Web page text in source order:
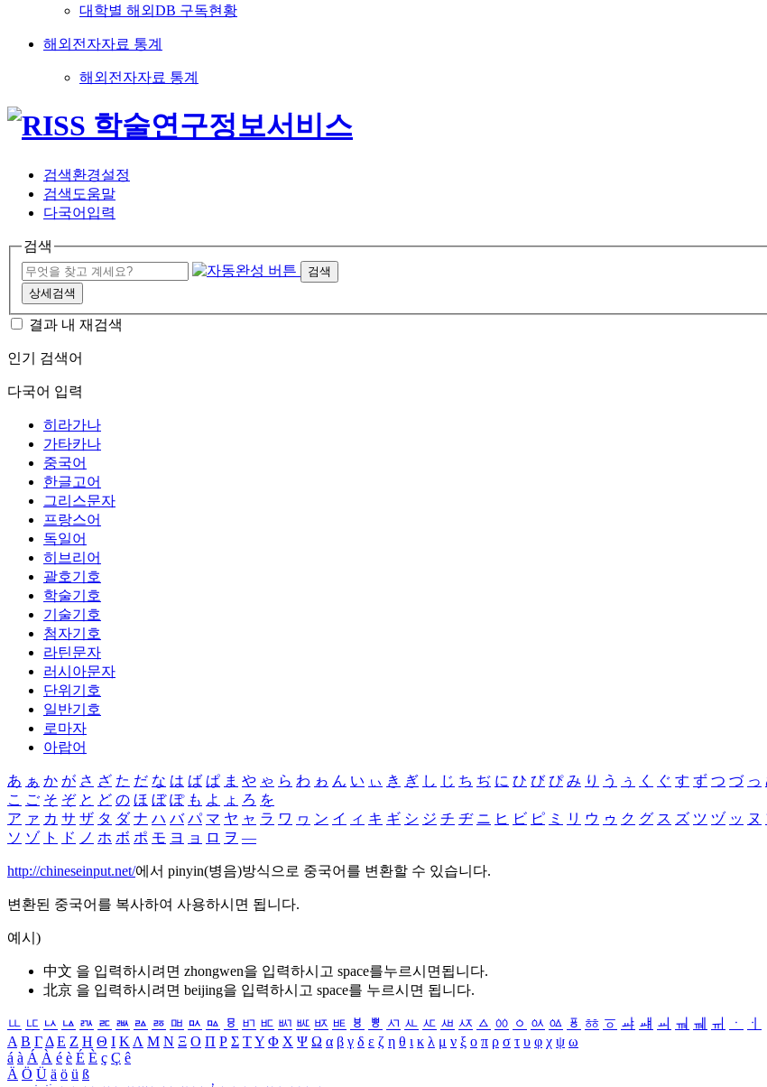
대학별 해외DB 구독현황
해외전자자료 통계
해외전자자료 통계
검색환경설정
검색도움말
다국어입력
검색
검색
상세검색
결과 내 재검색
인기 검색어
다국어 입력
히라가나
가타카나
중국어
한글고어
그리스문자
프랑스어
독일어
히브리어
괄호기호
학술기호
기술기호
첨자기호
라틴문자
러시아문자
단위기호
일반기호
로마자
아랍어
あ ぁ か が さ ざ た だ な は ば ぱ ま や ゃ ら わ ゎ ん い ぃ き ぎ し じ ち ぢ に ひ び ぴ み り う ぅ く ぐ す ず つ づ っ
こ ご そ ぞ と ど の ほ ぼ ぽ も よ ょ ろ を
ア ァ カ サ ザ タ ダ ナ ハ バ パ マ ヤ ャ ラ ワ ヮ ン イ ィ キ ギ シ ジ チ ヂ ニ ヒ ビ ピ ミ リ ウ ゥ ク グ ス ズ ツ ヅ ッ ヌ
ソ ゾ ト ド ノ ホ ボ ポ モ ヨ ョ ロ ヲ ―
http://chineseinput.net/에서 pinyin(병음)방식으로 중국어를 변환할 수 있습니다.
변환된 중국어를 복사하여 사용하시면 됩니다.
예시)
中文 을 입력하시려면 zhongwen을 입력하시고 space를누르시면됩니다.
北京 을 입력하시려면 beijing을 입력하시고 space를 누르시면 됩니다.
ㅥ ㅦ ㅧ ㅨ ㅩ ㅪ ㅫ ㅬ ㅭ ㅮ ㅯ ㅰ ㅱ ㅲ ㅳ ㅴ ㅵ ㅶ ㅷ ㅸ ㅹ ㅺ ㅻ ㅼ ㅽ ㅾ ㅿ ㆀ ㆁ ㆂ ㆃ ㆄ ㆅ ㆆ ㆇ ㆈ ㆉ ㆊ ㆋ ㆌ ㆍ
ㆎ
Α Β ΓΔ Ε Ζ Η Θ Ι ΚΛ Μ Ν Ξ Ο Π Ρ Σ ΤΥ Φ Χ Ψ Ω α β γ δ ε ζ η θ ι κ λ μ ν ξ ο π ρ σ τ υ φ χ ψ ω
á à Á À é è É È ç Ç ê
Ä Ö Ü ä ö ü ß